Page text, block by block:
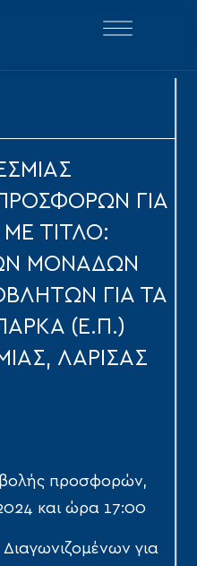
ΓΙΑ
ΤΙΤΛΟ:
ΜΟΝΑΔΩΝ
ΓΙΑ ΤΑ
(Ε.Π.)
ΛΑΡΙΣΑΣ
προσφορών,
και ώρα 17:00
για